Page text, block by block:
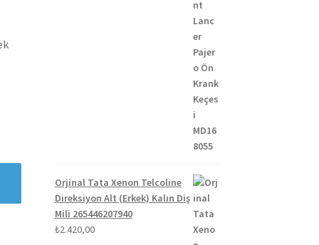
Orjinal Tata Xenon Telcoline
Direksiyon Alt (Erkek) Kalın Diş
Mili 265446207940
₺2.420,00